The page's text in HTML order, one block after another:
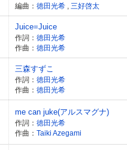
編曲： 徳田光希 三好啓太
Juice=Juice
作詞： 徳田光希
作曲： 徳田光希
三森すずこ
作詞： 徳田光希
作曲： 徳田光希
me can juke(アルスマグナ)
作詞： 徳田光希
作曲： Taiki Azegami